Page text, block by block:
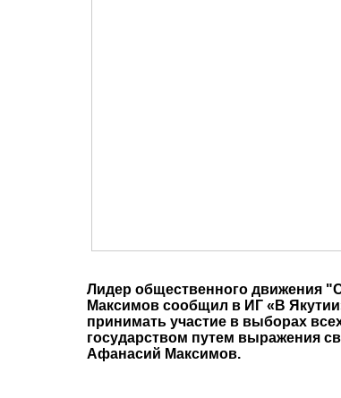
Лидер общественного движения
Максимов сообщил в ИГ «В
принимать участие в выборах
государством путем выражения
Афанасий Максимов.